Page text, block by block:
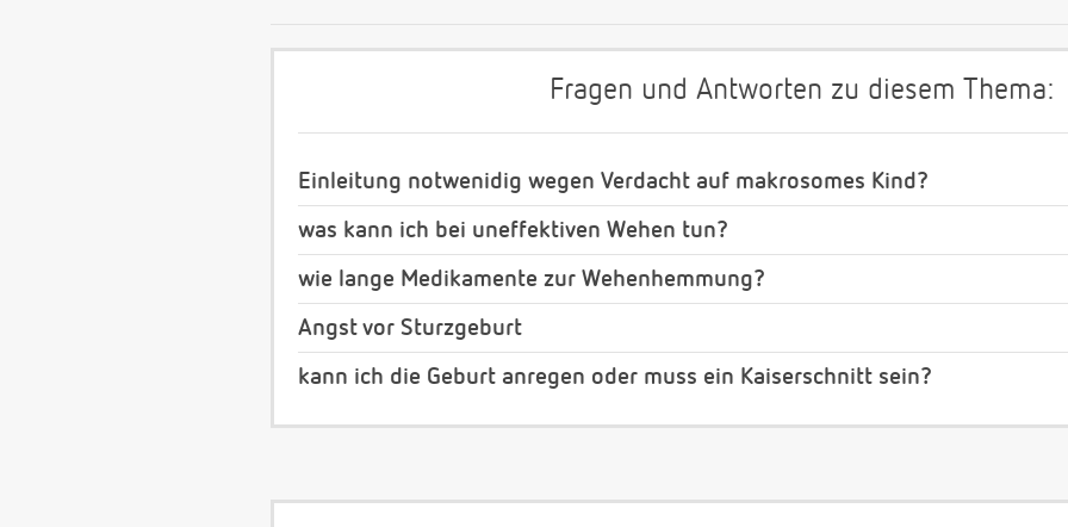
Fragen und Antworten zu diesem Thema:
Einleitung notwenidig wegen Verdacht auf makrosomes Kind?
was kann ich bei uneffektiven Wehen tun?
wie lange Medikamente zur Wehenhemmung?
Angst vor Sturzgeburt
kann ich die Geburt anregen oder muss ein Kaiserschnitt sein?